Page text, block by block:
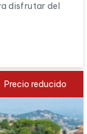
disfrutar del
Precio reducido